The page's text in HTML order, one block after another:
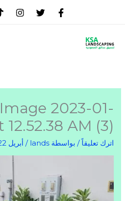
2023-01-
12.52.38 AM (3)
اترك تعليقاً / بواسطة lands
/أبريل 22, 2025